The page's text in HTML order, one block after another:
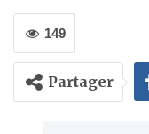
149
Partager